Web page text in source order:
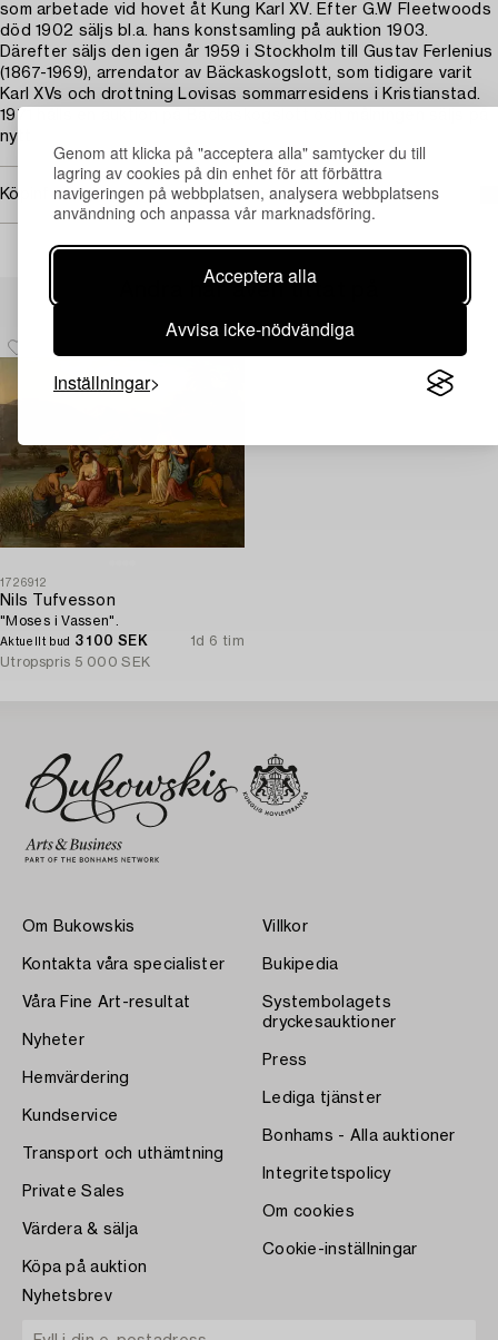
Genom att klicka på "acceptera alla" samtycker du till
lagring av cookies på din enhet för att förbättra
navigeringen på webbplatsen, analysera webbplatsens
användning och anpassa vår marknadsföring.
Acceptera alla
Avvisa icke-nödvändiga
Inställningar
som arbetade vid hovet åt Kung Karl XV. Efter G.W Fleetwoods
död 1902 säljs bl.a. hans konstsamling på auktion 1903.
Därefter säljs den igen år 1959 i Stockholm till Gustav Ferlenius
(1867-1969), arrendator av Bäckaskogslott, som tidigare varit
Karl XVs och drottning Lovisas sommarresidens i Kristianstad.
1971 hålls en auktion på Bäckaskogslott och målningen säljs på
nytt.
Köpinformation
Andra har även tittat på
1726912
Nils Tufvesson
"Moses i Vassen".
Aktuellt bud 3 100 SEK
1d 6 tim
Utropspris 5 000 SEK
Om Bukowskis
Kontakta våra specialister
Våra Fine Art-resultat
Nyheter
Hemvärdering
Kundservice
Transport och uthämtning
Private Sales
Värdera & sälja
Köpa på auktion
Villkor
Bukipedia
Systembolagets
dryckesauktioner
Press
Lediga tjänster
Bonhams - Alla auktioner
Integritetspolicy
Om cookies
Cookie-inställningar
Nyhetsbrev